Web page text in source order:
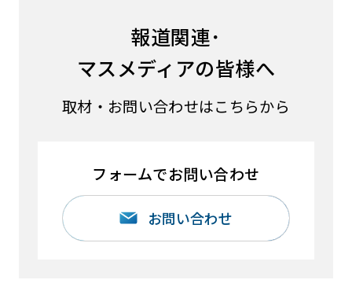
報道関連･
マスメディアの皆様へ
取材・お問い合わせはこちらから
フォームでお問い合わせ
お問い合わせ